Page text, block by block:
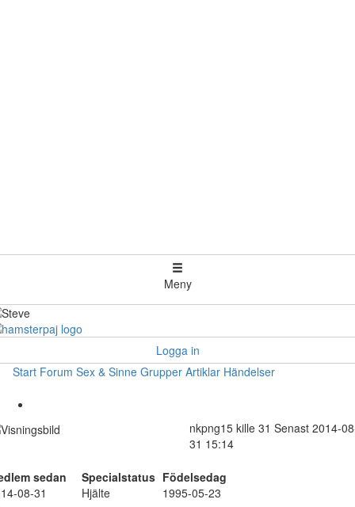
Meny
Logga in
Start Forum Sex & Sinne Grupper Artiklar Händelser
nkpng15 kille 31 Senast 2014-
31 15:14
sedan Specialstatus Födelsedag
08-31
Hjälte 1995-05-23